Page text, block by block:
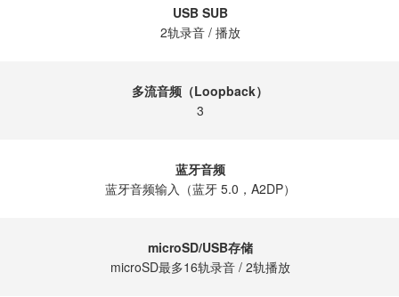
USB SUB
2轨录音 / 播放
多流音频（Loopback）
3
蓝牙音频
蓝牙音频输入（蓝牙 5.0，A2DP）
microSD/USB存储
microSD最多16轨录音 / 2轨播放